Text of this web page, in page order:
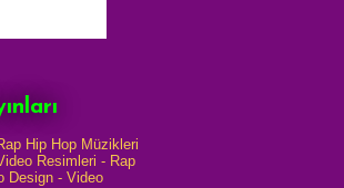
Hip Hop Müzikleri
Resimleri - Rap
Design - Video